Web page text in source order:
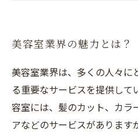
美容室業界の魅力とは？
美容室業界は、多くの人々に
る重要なサービスを提供して
容室には、髪のカット、カラ
アなどのサービスがあります